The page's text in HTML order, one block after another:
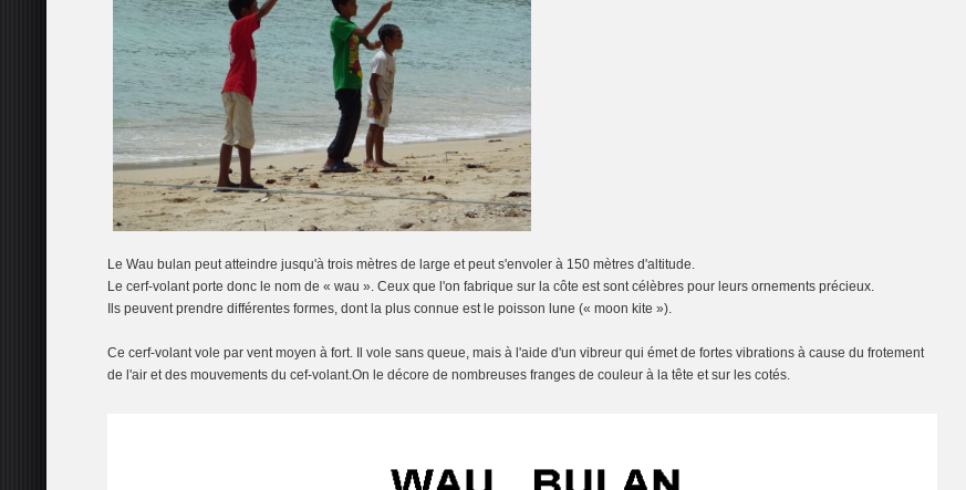
Le Wau bulan peut atteindre jusqu'à trois mètres de large et peut s'envoler à 150 mètres d'altitude.
Le cerf-volant porte donc le nom de « wau ». Ceux que l'on fabrique sur la côte est sont célèbres pour leurs ornements précieux.
Ils peuvent prendre différentes formes, dont la plus connue est le poisson lune (« moon kite »).
Ce cerf-volant vole par vent moyen à fort. Il vole sans queue, mais à l'aide d'un vibreur qui émet de fortes vibrations à cause du frotement
de l'air et des mouvements du cef-volant.On le décore de nombreuses franges de couleur à la tête et sur les cotés.